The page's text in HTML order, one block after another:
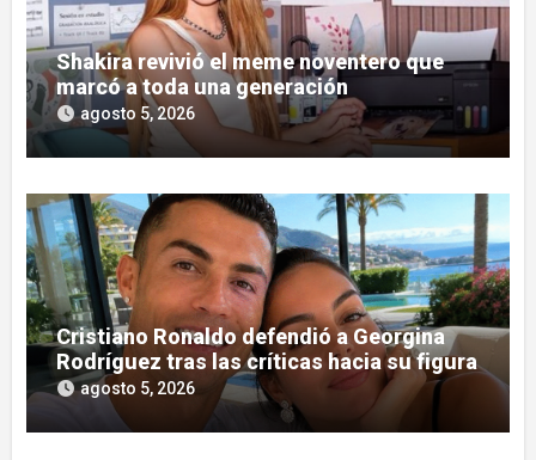
Shakira revivió el meme noventero que
marcó a toda una generación
agosto 5, 2026
Cristiano Ronaldo defendió a Georgina
Rodríguez tras las críticas hacia su figura
agosto 5, 2026